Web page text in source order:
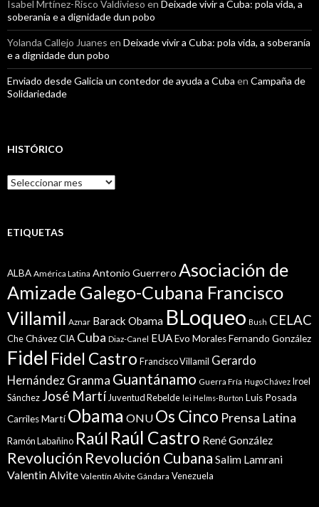
Isabel Mrtínez-Risco Valdivieso en Deixade vivir a Cuba: pola vida, a
soberanía e a dignidade dun pobo
Yolanda Callejo Juanes en Deixade vivir a Cuba: pola vida, a soberanía
e a dignidade dun pobo
Enviado desde Galicia un contedor de ayuda a Cuba en Campaña de
Solidariedade
HISTÓRICO
Histórico
ETIQUETAS
ALBA América Latina Antonio Guerrero Asociación de
Amizade Galego-Cubana Francisco
Villamil Aznar Barack Obama BLoqueo Bush CELAC
CheChávezCIA Cuba Diaz-Canel EUAEvo MoralesFernando González
Fidel Fidel Castro Francisco Villamil Gerardo
Hernández Granma Guantánamo Guerra Fría Hugo Chávez Iroel
Sánchez José Martí Juventud Rebelde lei Helms-Burton Luis Posada
CarrilesMartí Obama ONU Os Cinco Prensa Latina
Ramón Labañino Raúl Raúl Castro René González
Revolución Revolución Cubana Salim Lamrani
Valentin Alvite Valentín Alvite Gándara Venezuela